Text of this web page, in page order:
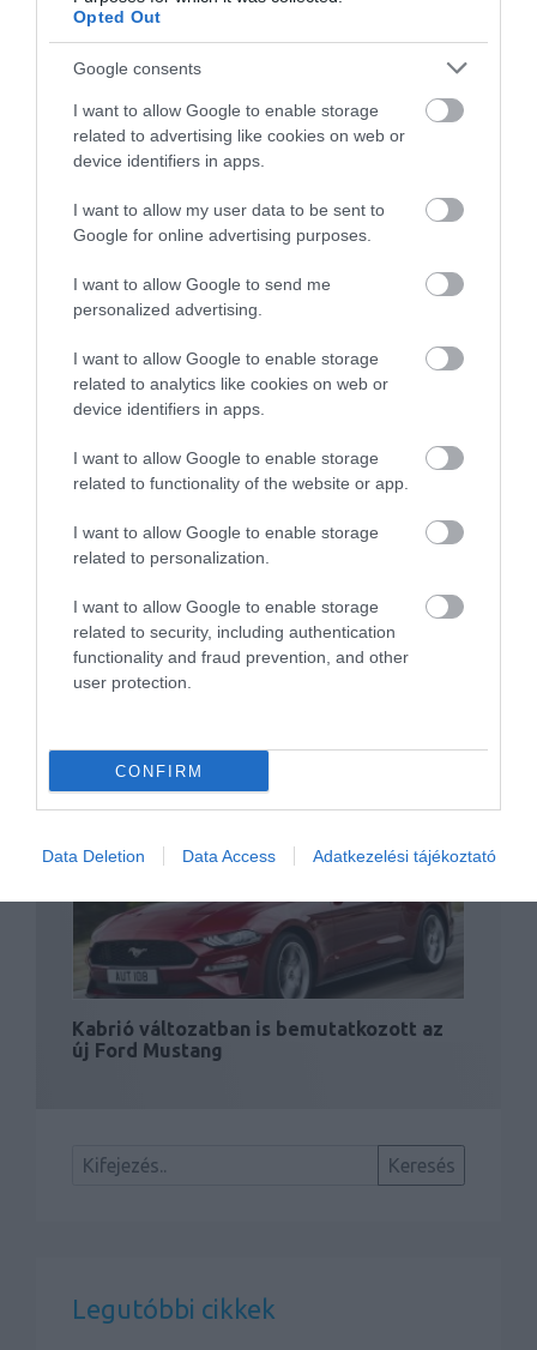
Opted Out
Google consents
I want to allow Google to enable storage
related to advertising like cookies on web or
device identifiers in apps.
I want to allow my user data to be sent to
Google for online advertising purposes.
I want to allow Google to send me
personalized advertising.
I want to allow Google to enable storage
related to analytics like cookies on web or
device identifiers in apps.
I want to allow Google to enable storage
related to functionality of the website or app.
I want to allow Google to enable storage
related to personalization.
I want to allow Google to enable storage
related to security, including authentication
functionality and fraud prevention, and other
user protection.
CONFIRM
Data Deletion Data Access Adatkezelési tájékoztató
Mustang GT500…
Jön a Mustang Hybrid!
A Mustang a világ legnépszerűbb
sportkocsija
Holdra szállást ünnepel a Mustang
Kabrió változatban is bemutatkozott az
új Ford Mustang
Legutóbbi cikkek